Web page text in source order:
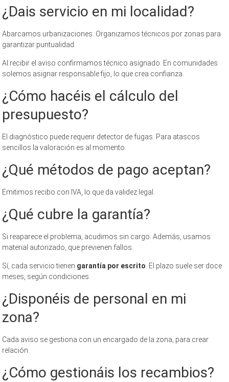
¿Dais servicio en mi localidad?
Abarcamos urbanizaciones. Organizamos técnicos por zonas para
garantizar puntualidad.
Al recibir el aviso confirmamos técnico asignado. En comunidades
solemos asignar responsable fijo, lo que crea confianza.
¿Cómo hacéis el cálculo del
presupuesto?
El diagnóstico puede requerir detector de fugas. Para atascos
sencillos la valoración es al momento.
¿Qué métodos de pago aceptan?
Emitimos recibo con IVA, lo que da validez legal.
¿Qué cubre la garantía?
Si reaparece el problema, acudimos sin cargo. Además, usamos
material autorizado, que previenen fallos.
Sí, cada servicio tienen garantía por escrito . El plazo suele ser doce
meses, según condiciones.
¿Disponéis de personal en mi
zona?
Cada aviso se gestiona con un encargado de la zona, para crear
relación.
¿Cómo gestionáis los recambios?